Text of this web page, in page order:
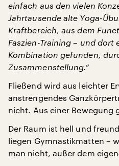
einfach aus den vielen
Jahrtausende alte Yoga-
Kraftbereich, aus dem
Faszien-Training – und dort
Kombination gefunden,
Zusammenstellung.“
Fließend wird aus leichter
anstrengendes
nicht. Aus einer Bewegung
Der Raum ist hell und
liegen Gymnastikmatten –
man nicht, außer dem